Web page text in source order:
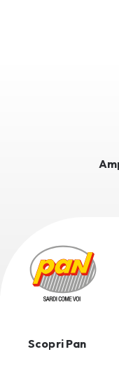
Scopri Pan